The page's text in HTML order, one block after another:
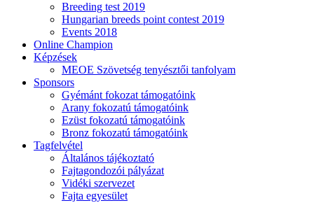
Breeding test 2019
Hungarian breeds point contest 2019
Events 2018
Online Champion
Képzések
MEOE Szövetség tenyésztői tanfolyam
Sponsors
Gyémánt fokozat támogatóink
Arany fokozatú támogatóink
Ezüst fokozatú támogatóink
Bronz fokozatú támogatóink
Tagfelvétel
Általános tájékoztató
Fajtagondozói pályázat
Vidéki szervezet
Fajta egyesület